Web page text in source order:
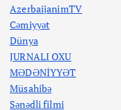
AzerbaijanimTV
Cəmiyyət
Dünya
JURNALI OXU
MƏDƏNİYYƏT
Müsahibə
Sənədli filmi